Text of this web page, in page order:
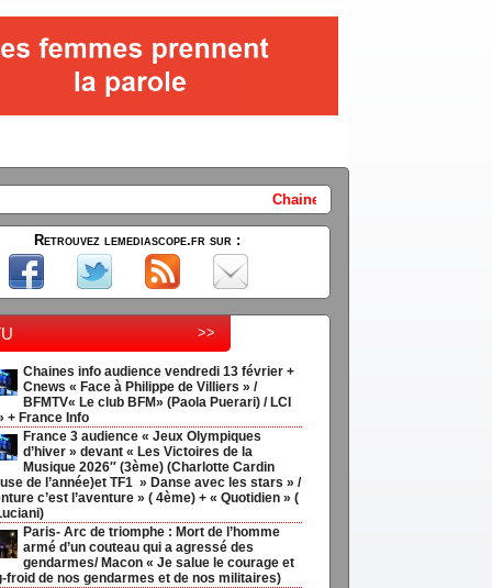
Chaines info audience vendredi 13 février + Cnews «
Retrouvez lemediascope.fr sur :
>>
Chaines info audience vendredi 13 février +
Cnews « Face à Philippe de Villiers » /
BFMTV« Le club BFM» (Paola Puerari) / LCI
+ France Info
France 3 audience « Jeux Olympiques
d’hiver » devant « Les Victoires de la
Musique 2026″ (3ème) (Charlotte Cardin
de l’année)et TF1 » Danse avec les stars » /
c’est l’aventure » ( 4ème) + « Quotidien » (
Paris- Arc de triomphe : Mort de l’homme
armé d’un couteau qui a agressé des
gendarmes/ Macon « Je salue le courage et
froid de nos gendarmes et de nos militaires)